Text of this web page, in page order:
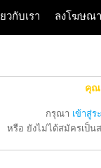
วกับเรา ลงโฆษณา
คุณ
กรุณา เข้าสู่ร
หรือ ยังไม่ได้สมัครเป็